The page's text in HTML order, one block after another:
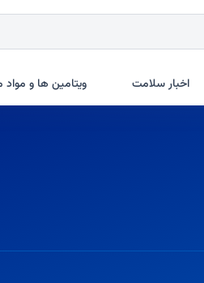
اخبار سلامت ویتامین ها و